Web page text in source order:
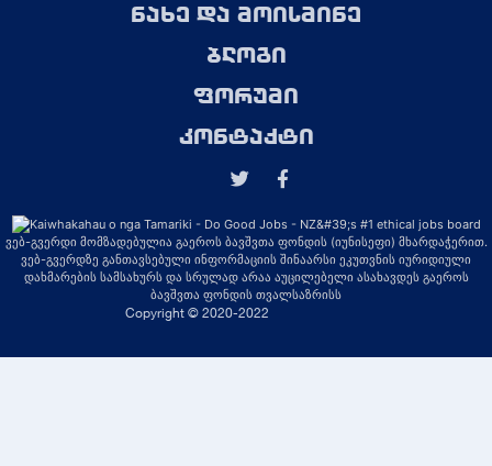
ნახე და მოისმინე
ბლოგი
ფორუმი
კონტაქტი
ვებ-გვერდი მომზადებულია გაეროს ბავშვთა ფონდის (იუნისეფი) მხარდაჭერით.
ვებ-გვერდზე განთავსებული ინფორმაციის შინაარსი ეკუთვნის იურიდიული
დახმარების სამსახურს და სრულად არაა აუცილებელი ასახავდეს გაეროს
ბავშვთა ფონდის თვალსაზრისს
Copyright © 2020-2022